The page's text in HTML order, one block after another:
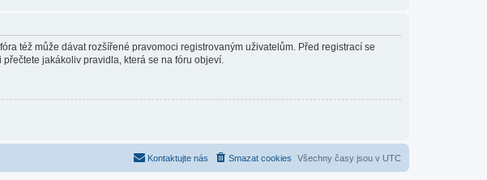
též může dávat rozšířené pravomoci registrovaným uživatelům. Před registrací se
jakákoliv pravidla, která se na fóru objeví.
Všechny časy jsou v UTC
Smazat cookies
Kontaktujte nás